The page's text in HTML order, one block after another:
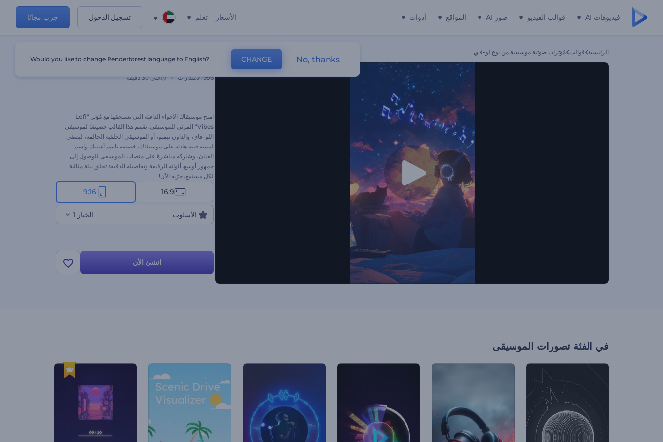
فيديوهات AI قوالب الفيديو صور AI المواقع أدوات الأسعار تعلم تسجيل الدخول جرب مجانًا
الرئيسية قوالب مُؤثرات صوتية موسيقية من نوع لو-فاي
996 الاصدارات حتى 30 دقيقة
امنح موسيقاك الأجواء الدافئة التي تستحقها مع مُؤثر "Lofi
Vibes" المرئي للموسيقى. صُمم هذا القالب خصيصًا لموسيقى
اللو-فاي، والداون تيمبو، أو الموسيقى الخلفية الحالمة، ليضفي
لمسة فنية هادئة على موسيقاك. خصصه باسم أغنيتك واسم
الفنان، وشاركه مباشرةً على منصات الموسيقى للوصول إلى
جمهور أوسع. ألوانه الرقيقة وتفاصيله الدقيقة تخلق بيئة مثالية
لكل مستمع. جرّبه الآن!
16:9
9:16
الأسلوب الخيار 1
انشئ الأن
في الفئة تصورات الموسيقى
Would you like to change Renderforest language to English? CHANGE No, thanks